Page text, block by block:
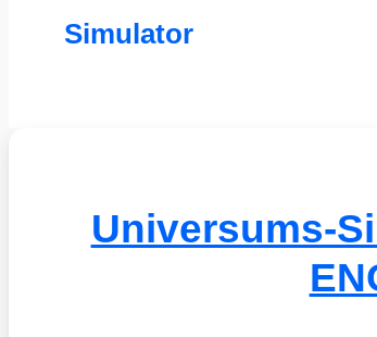
Simulator
Universums-